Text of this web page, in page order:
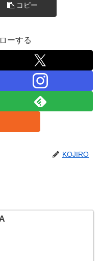
コピー
ーする
KOJIRO